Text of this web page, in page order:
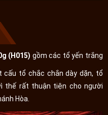
(H015) gồm các tổ yến trắng
tổ chắc chắn dày dặn, tổ
thế rất thuận tiện cho người
Hòa.